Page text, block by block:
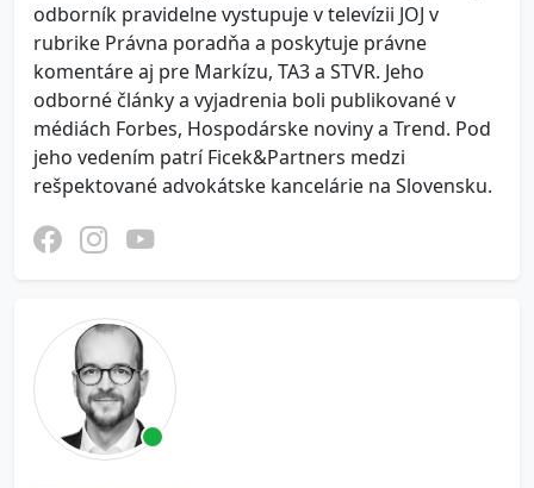
odborník pravidelne vystupuje v televízii JOJ v
rubrike Právna poradňa a poskytuje právne
komentáre aj pre Markízu, TA3 a STVR. Jeho
odborné články a vyjadrenia boli publikované v
médiách Forbes, Hospodárske noviny a Trend. Pod
jeho vedením patrí Ficek&Partners medzi
rešpektované advokátske kancelárie na Slovensku.